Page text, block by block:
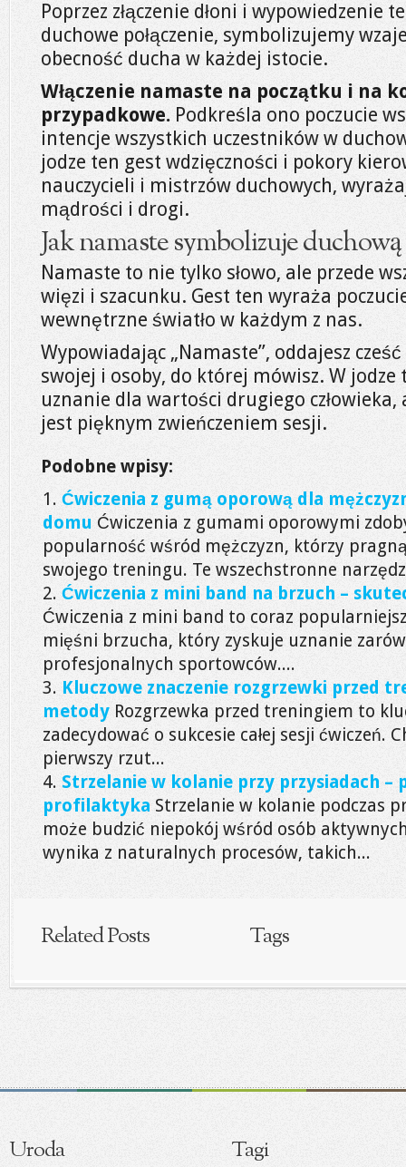
Poprzez złączenie dłoni i wypowiedzenie
duchowe połączenie, symbolizujemy
obecność ducha w każdej istocie.
Włączenie namaste na początku i na
przypadkowe. Podkreśla ono poczucie
intencje wszystkich uczestników w
jodze ten gest wdzięczności i pokory
nauczycieli i mistrzów duchowych,
mądrości i drogi.
Jak namaste symbolizuje duchową
Namaste to nie tylko słowo, ale przede
więzi i szacunku. Gest ten wyraża
wewnętrzne światło w każdym z nas.
Wypowiadając „Namaste”, oddajesz
swojej i osoby, do której mówisz. W jodze
uznanie dla wartości drugiego
jest pięknym zwieńczeniem sesji.
Podobne wpisy:
Ćwiczenia z gumą oporową dla
domu Ćwiczenia z gumami oporowymi
popularność wśród mężczyzn, którzy
swojego treningu. Te wszechstronne
Ćwiczenia z mini band na brzuch –
Ćwiczenia z mini band to coraz
mięśni brzucha, który zyskuje uznanie
profesjonalnych sportowców....
Kluczowe znaczenie rozgrzewki przed
metody Rozgrzewka przed treningiem to
zadecydować o sukcesie całej sesji ćwiczeń.
pierwszy rzut...
Strzelanie w kolanie przy przysiadach –
profilaktyka Strzelanie w kolanie podczas
może budzić niepokój wśród osób
wynika z naturalnych procesów, takich...
Related Posts Tags
Uroda
Tagi